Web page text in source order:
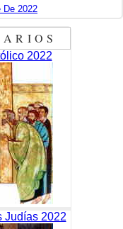
De 2022
2022
Judías 2022